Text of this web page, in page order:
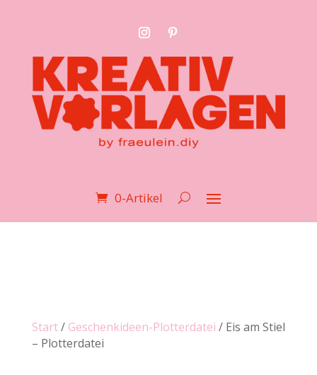
0-Artikel
Start/ Geschenkideen-Plotterdatei / Eis am Stiel
– Plotterdatei